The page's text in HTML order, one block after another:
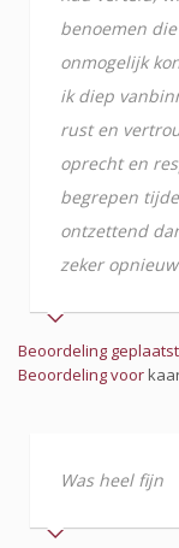
benoemen
onmogelijk
ik diep
rust en
oprecht en
begrepen
ontzettend
zeker
Beoordeling
Beoordeling voor
Was heel fijn